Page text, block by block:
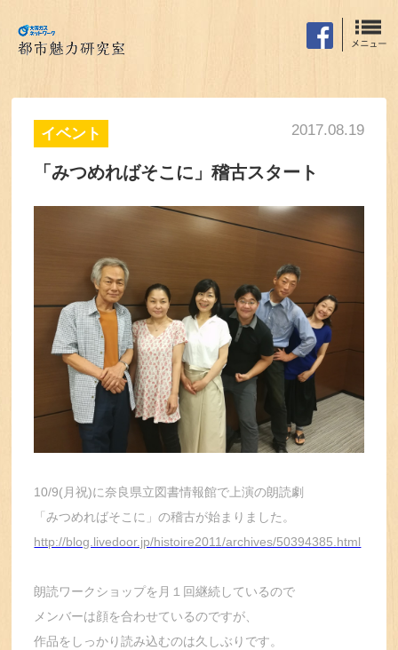
イベント 2017.08.19
「みつめればそこに」稽古スタート
10/9(月祝)に奈良県立図書情報館で上演の朗読劇
「みつめればそこに」の稽古が始まりました。
http://blog.livedoor.jp/histoire2011/archives/50394385.html
朗読ワークショップを月１回継続しているので
メンバーは顔を合わせているのですが、
作品をしっかり読み込むのは久しぶりです。